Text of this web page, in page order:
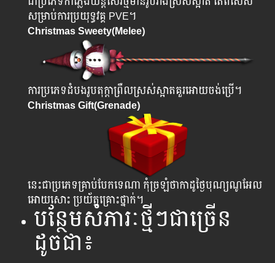
សម្រាប់ការប្រយុទ្ធវគ្គ PVE។
Christmas Sweety(Melee)
ការប្រភេទដំបងរូបតុក្តាព្រឺលស្រស់ស្អាតគួរអោយចង់ប្រើ។
Christmas Gift(Grenade)
នេះជាប្រភេទគ្រាប់បែកទេណា កុំច្រឡំថាកាដូថ្ងៃបុណ្យណូអែល
អោយសោះ ប្រយ័ត្នគ្រោះថ្នាក់។
បន្ថែមសំភារៈថ្មីៗជាច្រើន
ដូចជា៖